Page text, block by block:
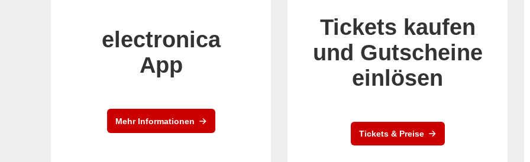
electronica
App
Mehr Informationen
Tickets kaufen
und Gutscheine
einlösen
Tickets & Preise